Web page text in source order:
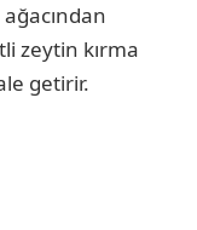
zeytin kırma
getirir.